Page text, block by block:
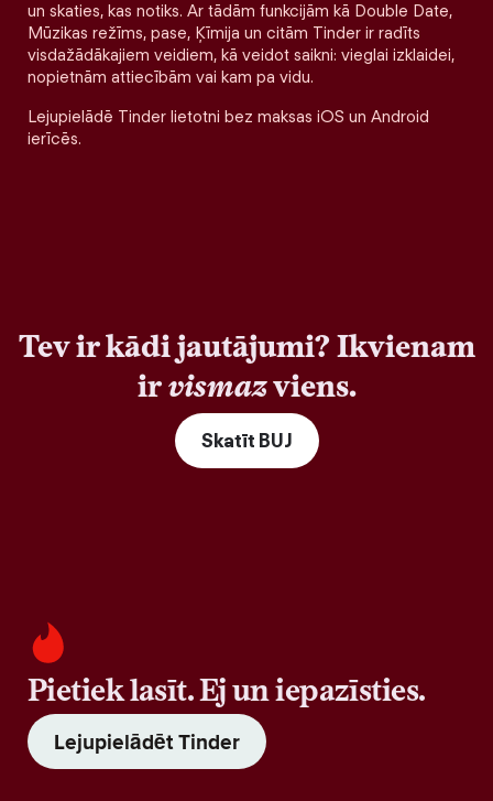
un skaties, kas notiks. Ar tādām funkcijām kā Double Date,
Mūzikas režīms, pase, Ķīmija un citām Tinder ir radīts
visdažādākajiem veidiem, kā veidot saikni: vieglai izklaidei,
nopietnām attiecībām vai kam pa vidu.
Lejupielādē Tinder lietotni bez maksas iOS un Android
ierīcēs.
Tev ir kādi jautājumi? Ikvienam
irvismazviens.
Skatīt BUJ
Pietiek lasīt. Ej un iepazīsties.
Lejupielādēt Tinder